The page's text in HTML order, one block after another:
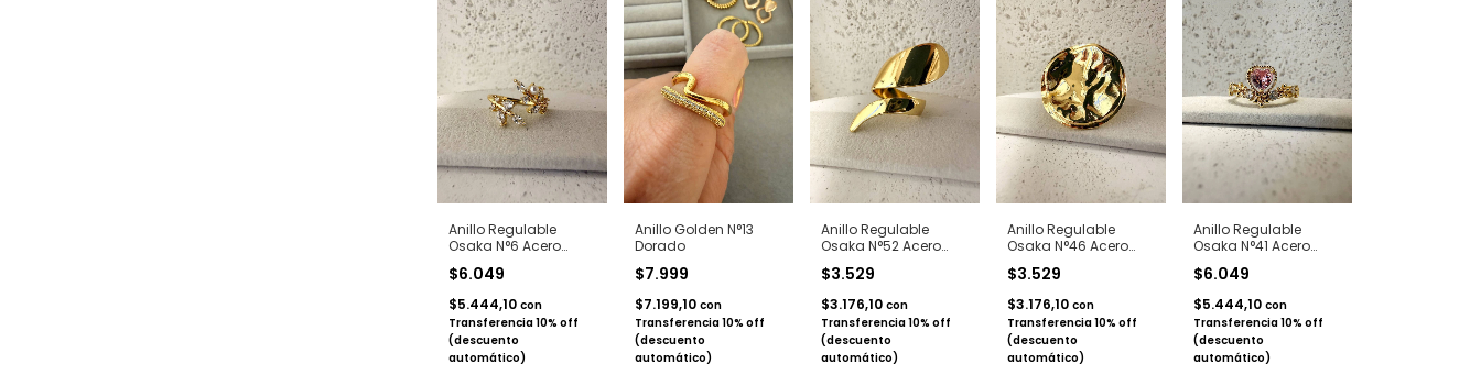
Anillo Regulable
Osaka N°6 Acero
$6.049
$5.444,10 con
Transferencia 10% off
(descuento
automático)
Anillo Golden N°13
Dorado
$7.999
$7.199,10 con
Transferencia 10% off
(descuento
automático)
Anillo Regulable
Osaka N°52 Acero
$3.529
$3.176,10 con
Transferencia 10% off
(descuento
automático)
Anillo Regulable
Osaka N°46 Acero
$3.529
$3.176,10 con
Transferencia 10% off
(descuento
automático)
Anillo Regulable
Osaka N°41 Acero
$6.049
$5.444,10 con
Transferencia 10% off
(descuento
automático)